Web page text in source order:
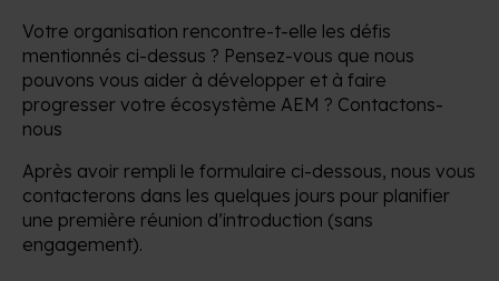
Votre organisation rencontre-t-elle les défis
mentionnés ci-dessus ? Pensez-vous que nous
pouvons vous aider à développer et à faire
progresser votre écosystème AEM ? Contactons-
nous
Après avoir rempli le formulaire ci-dessous, nous vous
contacterons dans les quelques jours pour planifier
une première réunion d’introduction (sans
engagement).